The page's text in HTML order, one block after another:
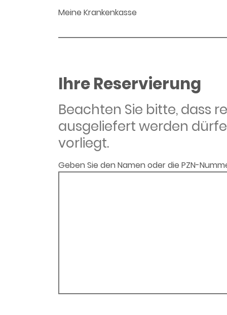
Meine Krankenkasse
Ihre Reservierung
Beachten Sie bitte, dass
ausgeliefert werden
vorliegt.
Geben Sie den Namen oder die PZN-